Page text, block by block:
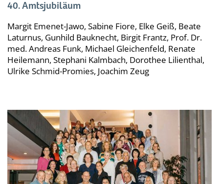
40. Amtsjubiläum
Margit Emenet-Jawo, Sabine Fiore, Elke Geiß, Beate
Laturnus, Gunhild Bauknecht, Birgit Frantz, Prof. Dr.
med. Andreas Funk, Michael Gleichenfeld, Renate
Heilemann, Stephani Kalmbach, Dorothee Lilienthal,
Ulrike Schmid-Promies, Joachim Zeug